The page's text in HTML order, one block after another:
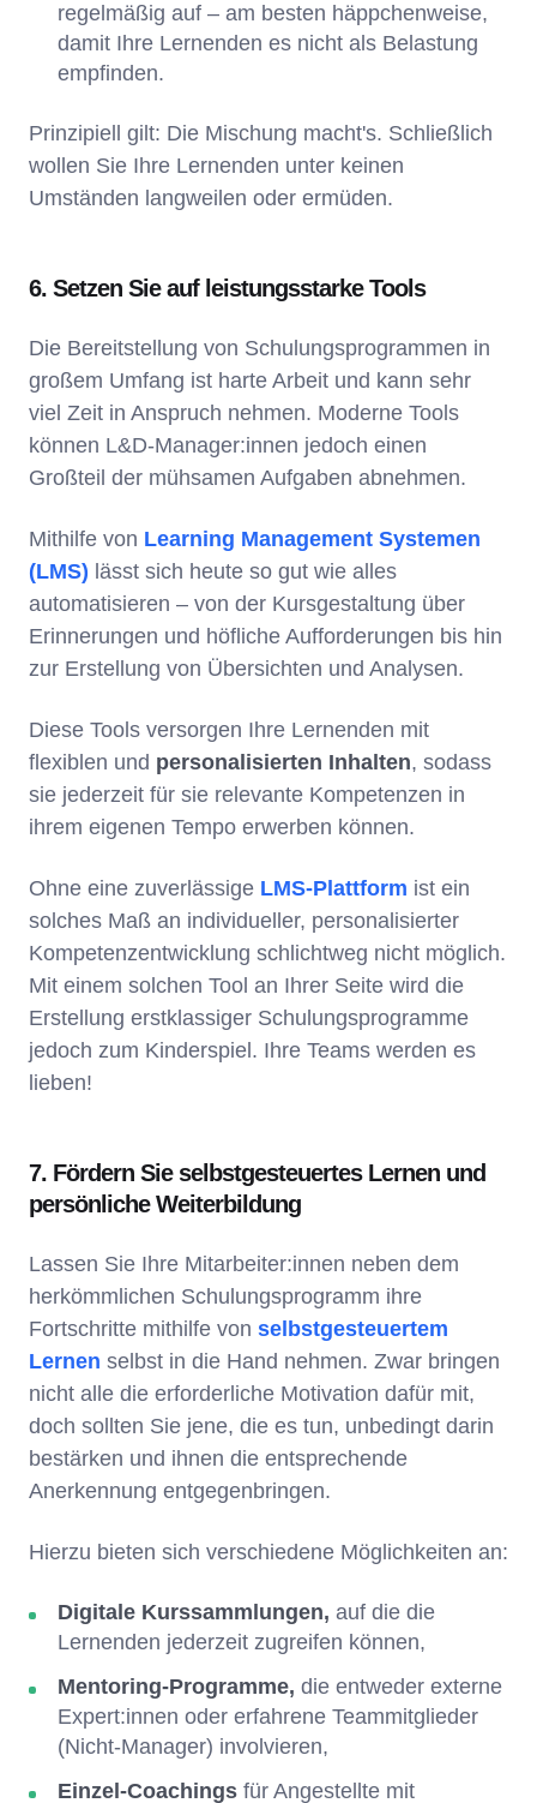
regelmäßig auf – am besten häppchenweise,
damit Ihre Lernenden es nicht als Belastung
empfinden.
Prinzipiell gilt: Die Mischung macht's. Schließlich
wollen Sie Ihre Lernenden unter keinen
Umständen langweilen oder ermüden.
6. Setzen Sie auf leistungsstarke Tools
Die Bereitstellung von Schulungsprogrammen in
großem Umfang ist harte Arbeit und kann sehr
viel Zeit in Anspruch nehmen. Moderne Tools
können L&D-Manager:innen jedoch einen
Großteil der mühsamen Aufgaben abnehmen.
Mithilfe von Learning Management Systemen
(LMS) lässt sich heute so gut wie alles
automatisieren – von der Kursgestaltung über
Erinnerungen und höfliche Aufforderungen bis hin
zur Erstellung von Übersichten und Analysen.
Diese Tools versorgen Ihre Lernenden mit
flexiblen und personalisierten Inhalten, sodass
sie jederzeit für sie relevante Kompetenzen in
ihrem eigenen Tempo erwerben können.
Ohne eine zuverlässige LMS-Plattform ist ein
solches Maß an individueller, personalisierter
Kompetenzentwicklung schlichtweg nicht möglich.
Mit einem solchen Tool an Ihrer Seite wird die
Erstellung erstklassiger Schulungsprogramme
jedoch zum Kinderspiel. Ihre Teams werden es
lieben!
7. Fördern Sie selbstgesteuertes Lernen und
persönliche Weiterbildung
Lassen Sie Ihre Mitarbeiter:innen neben dem
herkömmlichen Schulungsprogramm ihre
Fortschritte mithilfe von selbstgesteuertem
Lernen selbst in die Hand nehmen. Zwar bringen
nicht alle die erforderliche Motivation dafür mit,
doch sollten Sie jene, die es tun, unbedingt darin
bestärken und ihnen die entsprechende
Anerkennung entgegenbringen.
Hierzu bieten sich verschiedene Möglichkeiten an:
Digitale Kurssammlungen, auf die die
Lernenden jederzeit zugreifen können,
Mentoring-Programme, die entweder externe
Expert:innen oder erfahrene Teammitglieder
(Nicht-Manager) involvieren,
Einzel-Coachings für Angestellte mit